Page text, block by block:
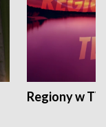
Regiony w